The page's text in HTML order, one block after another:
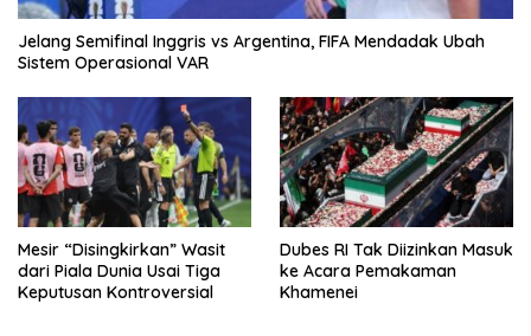
Jelang Semifinal Inggris vs Argentina, FIFA Mendadak Ubah
Sistem Operasional VAR
Mesir “Disingkirkan” Wasit
dari Piala Dunia Usai Tiga
Keputusan Kontroversial
Dubes RI Tak Diizinkan Masuk
ke Acara Pemakaman
Khamenei